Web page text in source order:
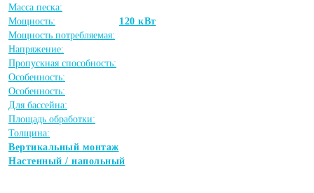
Масса песка:
Мощность:
120 кВт
Мощность потребляемая:
Напряжение:
Пропускная способность:
Особенность:
Особенность:
Для бассейна:
Площадь обработки:
Толщина:
Вертикальный монтаж
Настенный / напольный